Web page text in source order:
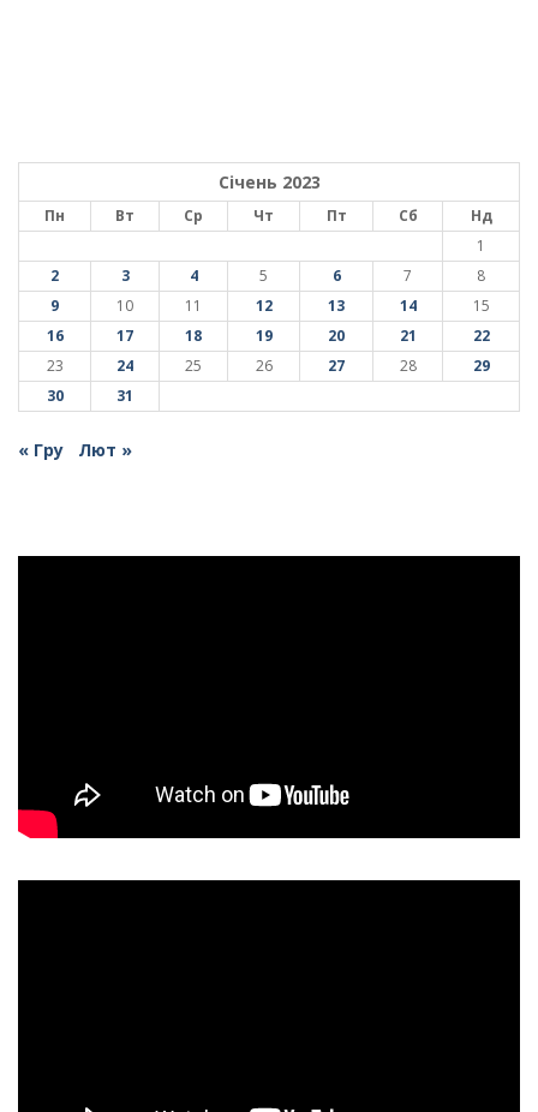
Січень 2023
Пн Вт Ср Чт Пт Сб
Нд
1
2
3 4 5 6 7
8
9
10 11 12 13 14
15
16
17 18 19 20 21
22
23
24 25 26 27 28
29
30
31
« Гру Лют »